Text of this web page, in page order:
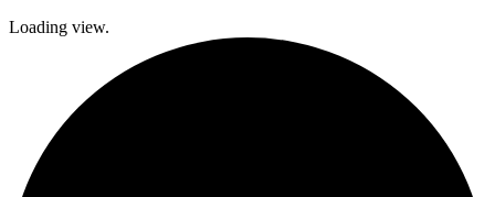
Loading view.